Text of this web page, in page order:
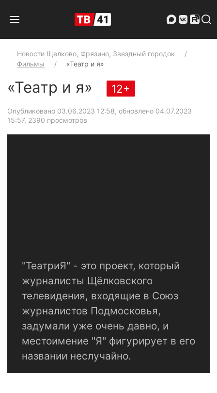
Новости Щелково, Фрязино, Звездный городок
Фильмы
«Театр и я»
«Театр и я» 12+
Опубликовано 03.06.2023 12:58, обновлено 04.07.2023
15:57, 2390 просмотров
"ТеатриЯ" - это проект, который
журналисты Щёлковского
телевидения, входящие в Союз
журналистов Подмосковья,
задумали уже очень давно, и
местоимение "Я" фигурирует в его
названии неслучайно.